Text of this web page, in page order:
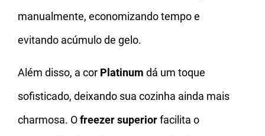
manualmente, economizando tempo e
evitando acúmulo de gelo.
Além disso, a cor Platinum dá um toque
sofisticado, deixando sua cozinha ainda mais
charmosa. Ofreezer superiorfacilita o